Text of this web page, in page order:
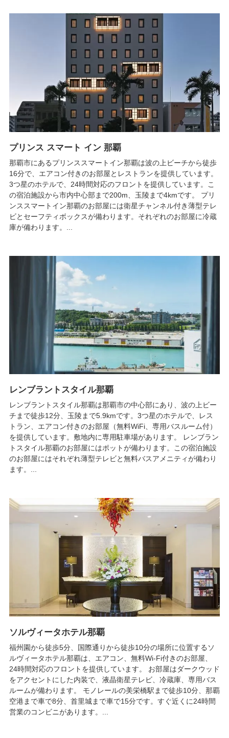
プリンス スマート イン 那覇
那覇市にあるプリンススマートイン那覇は波の上ビーチから徒歩
16分で、エアコン付きのお部屋とレストランを提供しています。
3つ星のホテルで、24時間対応のフロントを提供しています。こ
の宿泊施設から市内中心部まで200m、玉陵まで4kmです。 プリ
ンススマートイン那覇のお部屋には衛星チャンネル付き薄型テレ
ビとセーフティボックスが備わります。それぞれのお部屋に冷蔵
庫が備わります。...
レンブラントスタイル那覇
レンブラントスタイル那覇は那覇市の中心部にあり、波の上ビー
チまで徒歩12分、玉陵まで5.9kmです。3つ星のホテルで、レス
トラン、エアコン付きのお部屋（無料WiFi、専用バスルーム付）
を提供しています。敷地内に専用駐車場があります。 レンブラン
トスタイル那覇のお部屋にはポットが備わります。この宿泊施設
のお部屋にはそれぞれ薄型テレビと無料バスアメニティが備わり
ます。...
ソルヴィータホテル那覇
福州園から徒歩5分、国際通りから徒歩10分の場所に位置するソ
ルヴィータホテル那覇は、エアコン、無料Wi-Fi付きのお部屋、
24時間対応のフロントを提供しています。 お部屋はダークウッド
をアクセントにした内装で、液晶衛星テレビ、冷蔵庫、専用バス
ルームが備わります。 モノレールの美栄橋駅まで徒歩10分、那覇
空港まで車で8分、首里城まで車で15分です。すぐ近くに24時間
営業のコンビニがあります。...